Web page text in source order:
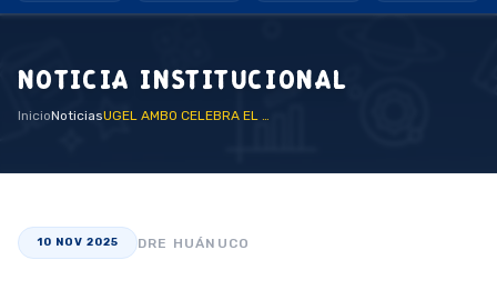
NOTICIA INSTITUCIONAL
InicioNoticias UGEL AMBO CELEBRA EL DÍA DE LA EDUCACIÓN PRIMARIA CON UNA SEMANA DE ACTIVIDADES CULTURALES Y ACADÉMICAS
10 NOV 2025 DRE HUÁNUCO